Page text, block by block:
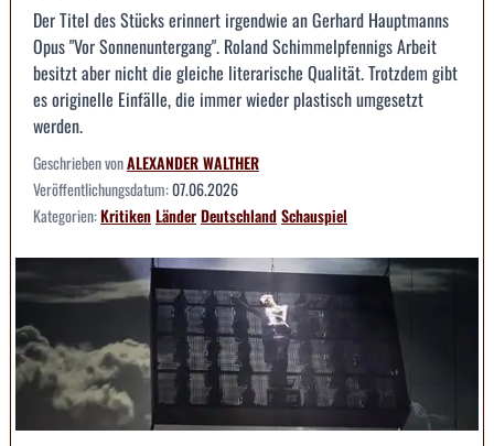
Der Titel des Stücks erinnert irgendwie an Gerhard Hauptmanns
Opus "Vor Sonnenuntergang". Roland Schimmelpfennigs Arbeit
besitzt aber nicht die gleiche literarische Qualität. Trotzdem gibt
es originelle Einfälle, die immer wieder plastisch umgesetzt
werden.
Geschrieben vonALEXANDER WALTHER
Veröffentlichungsdatum:07.06.2026
Kategorien:KritikenLänderDeutschlandSchauspiel